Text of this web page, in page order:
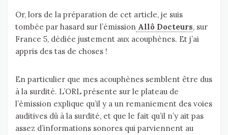
Or, lors de la préparation de cet article, je suis
tombée par hasard sur l’émission Allô Docteurs, sur
France 5, dédiée justement aux acouphènes. Et j’ai
appris des tas de choses !
En particulier que mes acouphènes semblent être dus
à la surdité. L’ORL présente sur le plateau de
l’émission explique qu’il y a un remaniement des voies
auditives dû à la surdité, et que le fait qu’il n’y ait pas
assez d’informations sonores qui parviennent au